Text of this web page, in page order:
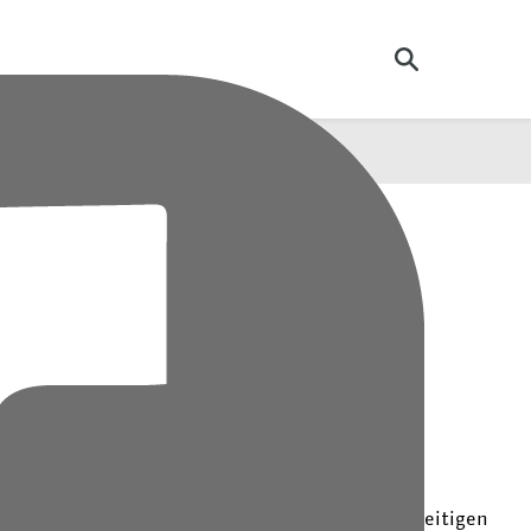
Suche öffnen
Krankheitsbilder
unterliegen einem natürlichen
„Arthrose“ wird dies aber erst bei einem vorzeitigen